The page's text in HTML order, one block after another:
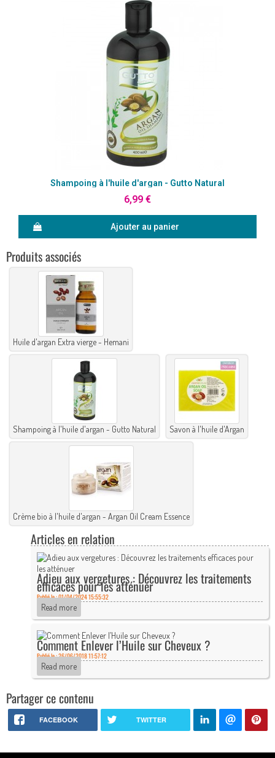
Aperçu rapide
Shampoing à l'huile d'argan - Gutto Natural
6,99 €
Ajouter au panier
Produits associés
Huile d'argan Extra vierge - Hemani
Shampoing à l'huile d'argan - Gutto Natural Savon à l'huile d'Argan
Crème bio à l'huile d'argan - Argan Oil Cream Essence
Articles en relation
Adieu aux vergetures : Découvrez les traitements
efficaces pour les atténuer
Publié le : 01/04/2024 15:55:32
Read more
Comment Enlever l’Huile sur Cheveux ?
Publié le : 26/06/2018 11:57:12
Read more
Partager ce contenu
FACEBOOK TWITTER